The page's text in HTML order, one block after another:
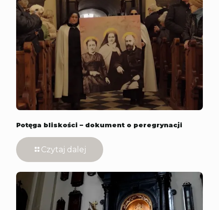
Potęga bliskości – dokument o peregrynacji
Czytaj dalej